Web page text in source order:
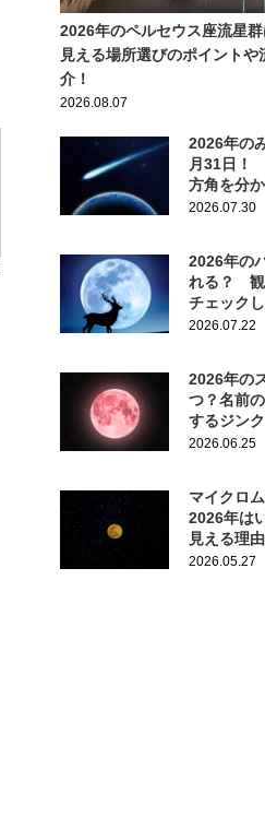
2026年のペルセウス座流星
見える場所選びのポイント
介！
2026.08.07
2026年の
月31日！
方角を分
2026.07.30
2026年の
れる？ 観
チェック
2026.07.22
2026年の
つ？名前
するジン
2026.06.25
マイクロ
2026年は
見える理
2026.05.27